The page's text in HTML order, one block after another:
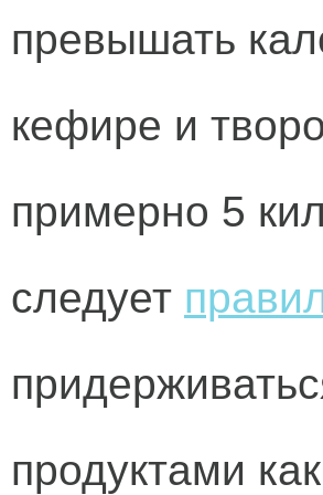
превышать
кефире и
примерно 5
следует
продуктами